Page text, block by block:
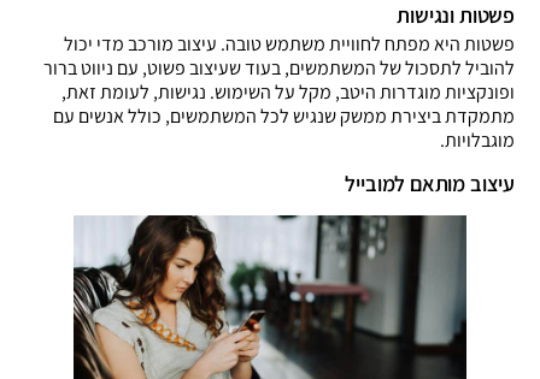
פשטות ונגישות
פשטות היא מפתח לחוויית משתמש טובה. עיצוב מורכב מדי יכול
להוביל לתסכול של המשתמשים, בעוד שעיצוב פשוט, עם ניווט ברור
ופונקציות מוגדרות היטב, מקל על השימוש. נגישות, לעומת זאת,
מתמקדת ביצירת ממשק שנגיש לכל המשתמשים, כולל אנשים עם
מוגבלויות.
עיצוב מותאם למובייל